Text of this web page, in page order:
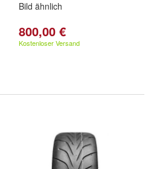
Bild ähnlich
800,00 €
Kostenloser Versand